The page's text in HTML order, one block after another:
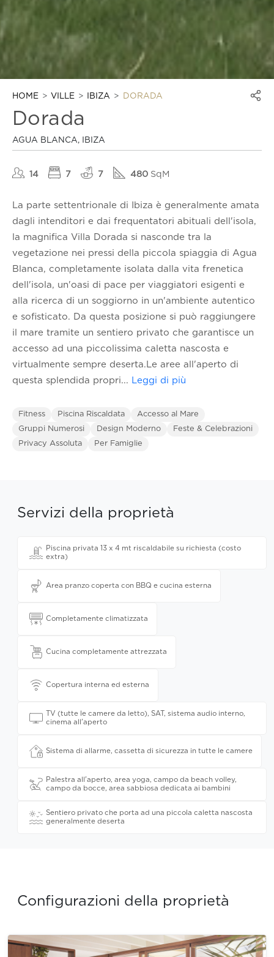
HOME VILLE IBIZA DORADA
Dorada
AGUA BLANCA, IBIZA
14 7 7 480 SqM
La parte settentrionale di Ibiza è generalmente amata
dagli intenditori e dai frequentatori abituali dell'isola,
la magnifica Villa Dorada si nasconde tra la
vegetazione nei pressi della piccola spiaggia di Agua
Blanca, completamente isolata dalla vita frenetica
dell'isola, un'oasi di pace per viaggiatori esigenti e
alla ricerca di un soggiorno in un'ambiente autentico
e sofisticato. Da questa posizione si può raggiungere
il mare tramite un sentiero privato che garantisce un
accesso ad una piccolissima caletta nascosta e
virtualmente sempre deserta.Le aree all'aperto di
questa splendida propri... Leggi di più
Fitness Piscina Riscaldata
Accesso al Mare
Gruppi Numerosi
Design Moderno
Feste & Celebrazioni
Privacy Assoluta
Per Famiglie
Servizi della proprietà
Piscina privata 13 x 4 mt riscaldabile su richiesta (costo
extra)
Area pranzo coperta con BBQ e cucina esterna
Completamente climatizzata
Cucina completamente attrezzata
Copertura interna ed esterna
TV (tutte le camere da letto), SAT, sistema audio interno,
cinema all'aperto
Sistema di allarme, cassetta di sicurezza in tutte le camere
Palestra all'aperto, area yoga, campo da beach volley,
campo da bocce, area sabbiosa dedicata ai bambini
Sentiero privato che porta ad una piccola caletta nascosta
generalmente deserta
Configurazioni della proprietà